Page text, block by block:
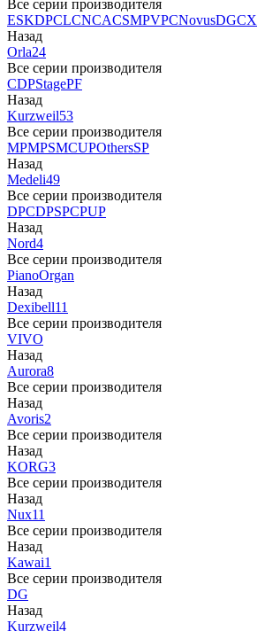
Все серии производителя
ESKDPCLCNCACSMPVPCNovusDGCX
Назад
Orla24
Все серии производителя
CDPStagePF
Назад
Kurzweil53
Все серии производителя
MPMPSMCUPOthersSP
Назад
Medeli49
Все серии производителя
DPCDPSPCPUP
Назад
Nord4
Все серии производителя
PianoOrgan
Назад
Dexibell11
Все серии производителя
VIVO
Назад
Aurora8
Все серии производителя
Назад
Avoris2
Все серии производителя
Назад
KORG3
Все серии производителя
Назад
Nux11
Все серии производителя
Назад
Kawai1
Все серии производителя
DG
Назад
Kurzweil4